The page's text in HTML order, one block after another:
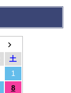
土
1
8